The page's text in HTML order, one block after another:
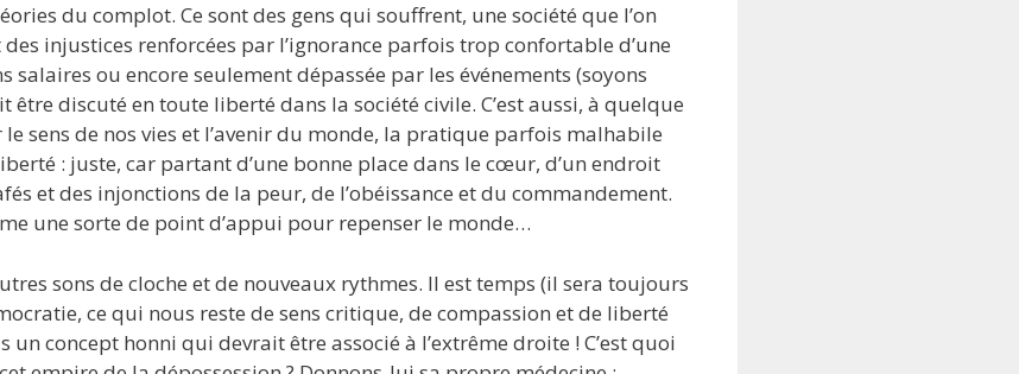
du complot. Ce sont des gens qui souffrent, une société que l’on
injustices renforcées par l’ignorance parfois trop confortable d’une
salaires ou encore seulement dépassée par les événements (soyons
être discuté en toute liberté dans la société civile. C’est aussi, à quelque
sens de nos vies et l’avenir du monde, la pratique parfois malhabile
: juste, car partant d’une bonne place dans le cœur, d’un endroit
et des injonctions de la peur, de l’obéissance et du commandement.
une sorte de point d’appui pour repenser le monde…
sons de cloche et de nouveaux rythmes. Il est temps (il sera toujours
ce qui nous reste de sens critique, de compassion et de liberté
un concept honni qui devrait être associé à l’extrême droite ! C’est quoi